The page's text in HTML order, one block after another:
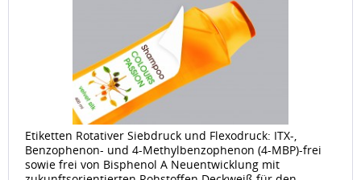
Etiketten Rotativer Siebdruck und Flexodruck: ITX-,
Benzophenon- und 4-Methylbenzophenon (4-MBP)-frei
sowie frei von Bisphenol A Neuentwicklung mit